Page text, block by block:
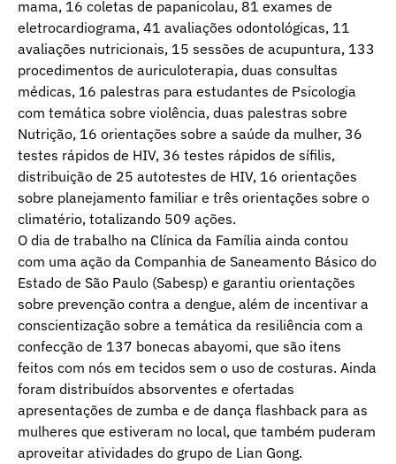
mama, 16 coletas de papanicolau, 81 exames de
eletrocardiograma, 41 avaliações odontológicas, 11
avaliações nutricionais, 15 sessões de acupuntura, 133
procedimentos de auriculoterapia, duas consultas
médicas, 16 palestras para estudantes de Psicologia
com temática sobre violência, duas palestras sobre
Nutrição, 16 orientações sobre a saúde da mulher, 36
testes rápidos de HIV, 36 testes rápidos de sífilis,
distribuição de 25 autotestes de HIV, 16 orientações
sobre planejamento familiar e três orientações sobre o
climatério, totalizando 509 ações.
O dia de trabalho na Clínica da Família ainda contou
com uma ação da Companhia de Saneamento Básico do
Estado de São Paulo (Sabesp) e garantiu orientações
sobre prevenção contra a dengue, além de incentivar a
conscientização sobre a temática da resiliência com a
confecção de 137 bonecas abayomi, que são itens
feitos com nós em tecidos sem o uso de costuras. Ainda
foram distribuídos absorventes e ofertadas
apresentações de zumba e de dança flashback para as
mulheres que estiveram no local, que também puderam
aproveitar atividades do grupo de Lian Gong.